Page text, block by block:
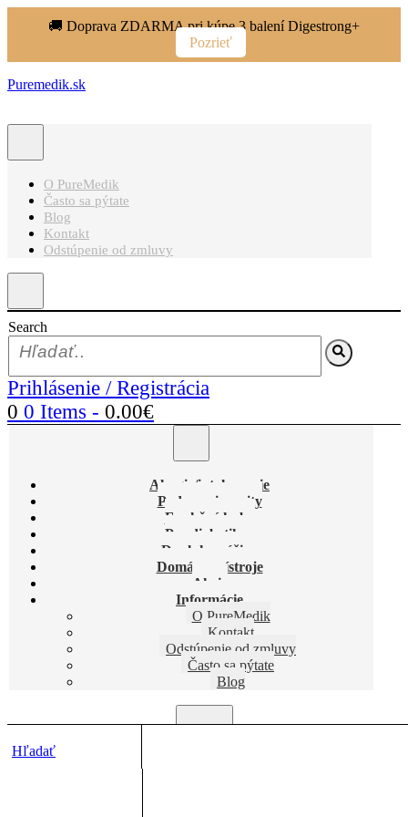
🚚 Doprava ZDARMA pri kúpe 3 balení Digestrong+
Pozrieť
Puremedik.sk
O PureMedik
Často sa pýtate
Blog
Kontakt
Odstúpenie od zmluvy
Search
Prihlásenie / Registrácia
0 0 Items - 0.00€
Alergie/intolerancie
Podpora imunity
Funkčné huby
Pre diabetikov
Doplnky výživy
Domáce prístroje
Akcie
Informácie
O PureMedik
Kontakt
Odstúpenie od zmluvy
Často sa pýtate
Blog
Produkty so značkou “liek na grganie”
Hľadať